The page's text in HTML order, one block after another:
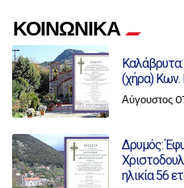
ΚΟΙΝΩΝΙΚΑ
(χήρα)
Αύγουστος
Δρυμός:
ηλικία 56